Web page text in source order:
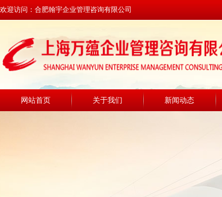
欢迎访问：合肥翰宇企业管理咨询有限公司
网站首页 关于我们 新闻动态